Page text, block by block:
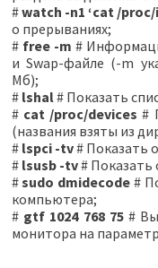
#watch -n1 ‘cat /
о прерываниях;
# free -m #
и Swap-файле (-m
Мб);
# lshal# Показать
# cat /proc/devices #
(названия взяты из
# lspci -tv# Показать
# lsusb -tv# Показать
#sudo dmidecode #
компьютера;
# gtf 1024 768 75#
монитора на